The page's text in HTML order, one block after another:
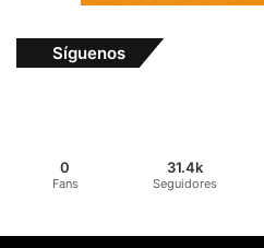
Síguenos
0
Fans
31.4k
Seguidores